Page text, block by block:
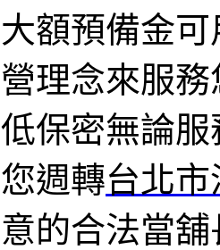
額預備金
理念來服
保密無論
週轉台北
的合法當